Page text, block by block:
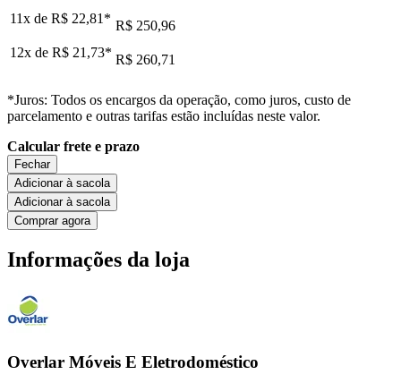
11x de R$ 22,81 * R$ 250,96
12x de R$ 21,73* R$ 260,71
*Juros: Todos os encargos da operação, como juros, custo de
parcelamento e outras tarifas estão incluídas neste valor.
Calcular frete e prazo
Fechar
Adicionar à sacola
Adicionar à sacola
Comprar agora
Informações da loja
Overlar Móveis E Eletrodoméstico